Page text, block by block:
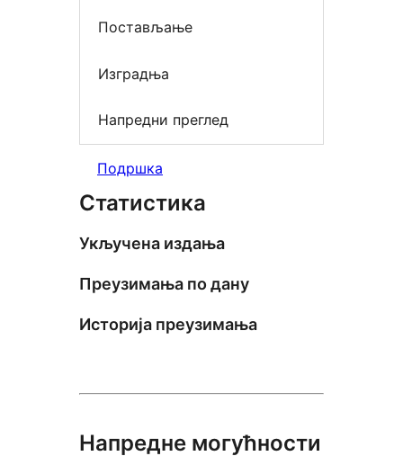
Постављање
Изградња
Напредни преглед
Подршка
Статистика
Укључена издања
Преузимања по дану
Историја преузимања
Напредне могућности